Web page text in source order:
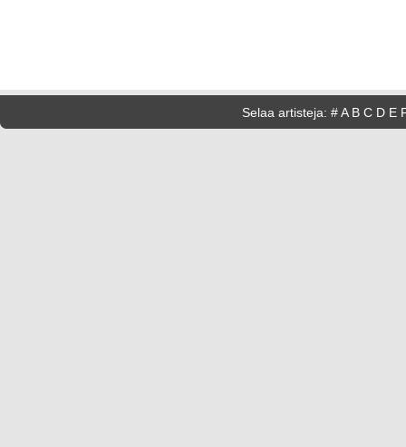
Selaa artisteja: # A B C D E